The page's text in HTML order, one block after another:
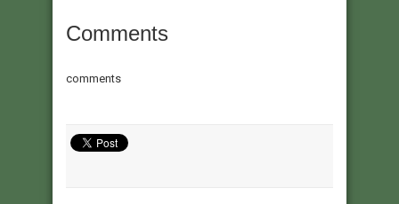
Comments
comments